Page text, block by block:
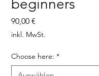
beginners
90,00 €
inkl. MwSt.
Choose here: *